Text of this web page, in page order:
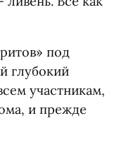
под
глубокий
участникам,
и прежде